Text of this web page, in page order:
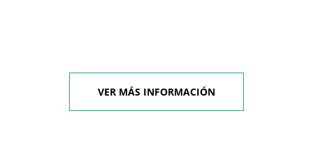
VER MÁS INFORMACIÓN